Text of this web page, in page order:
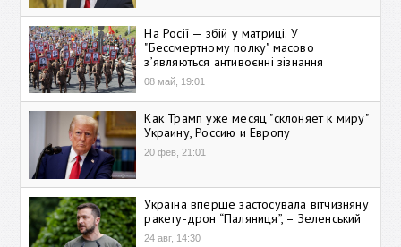
На Росії — збій у матриці. У
"Бессмертному полку" масово
зʼявляються антивоєнні зізнання
08 май, 19:01
Как Трамп уже месяц "склоняет к миру"
Украину, Россию и Европу
20 фев, 21:01
Україна вперше застосувала вітчизняну
ракету-дрон “Паляниця”, – Зеленський
24 авг, 14:30